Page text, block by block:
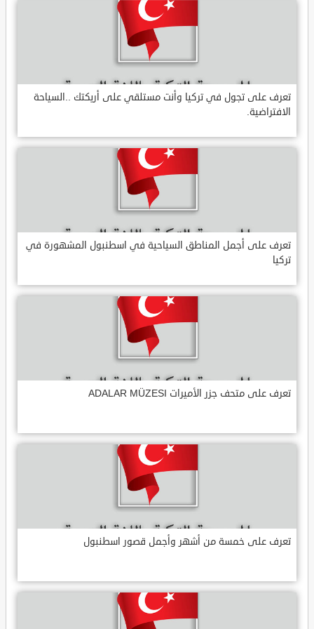
تعرف على تجول في تركيا وأنت مستلقي على أريكتك ..السياحة
الافتراضية.
تعرف على أجمل المناطق السياحية في اسطنبول المشهورة في
تركيا
تعرف على متحف جزر الأميرات ADALAR MÜZESI
تعرف على خمسة من أشهر وأجمل قصور اسطنبول